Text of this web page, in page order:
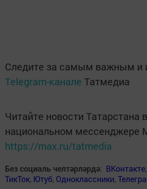
Следите за самым важным и
Telegram-канале Татмедиа
Читайте новости Татарстана в
национальном мессенджере
https://max.ru/tatmedia
Без социаль челтәрләрдә: ВКонтакте,
ТикТок, Ютуб, Одноклассники,